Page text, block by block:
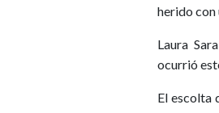
herido con
Laura
ocurrió
El escolta